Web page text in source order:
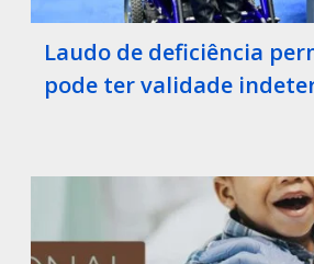
Laudo de deficiência
pode ter validade